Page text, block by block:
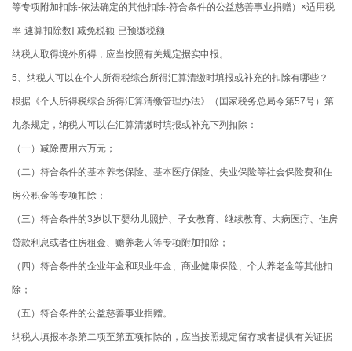
等专项附加扣除-依法确定的其他扣除-符合条件的公益慈善事业捐赠）×适用税
率-速算扣除数]-减免税额-已预缴税额
纳税人取得境外所得，应当按照有关规定据实申报。
5、纳税人可以在个人所得税综合所得汇算清缴时填报或补充的扣除有哪些？
根据《个人所得税综合所得汇算清缴管理办法》（国家税务总局令第57号）第
九条规定，纳税人可以在汇算清缴时填报或补充下列扣除：
（一）减除费用六万元；
（二）符合条件的基本养老保险、基本医疗保险、失业保险等社会保险费和住
房公积金等专项扣除；
（三）符合条件的3岁以下婴幼儿照护、子女教育、继续教育、大病医疗、住房
贷款利息或者住房租金、赡养老人等专项附加扣除；
（四）符合条件的企业年金和职业年金、商业健康保险、个人养老金等其他扣
除；
（五）符合条件的公益慈善事业捐赠。
纳税人填报本条第二项至第五项扣除的，应当按照规定留存或者提供有关证据